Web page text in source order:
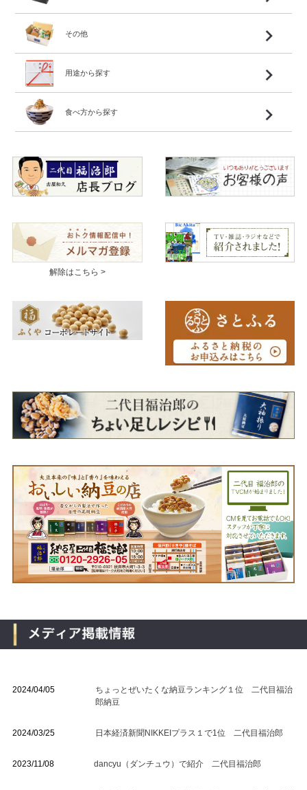
その他
用途から探す
食べ方から探す
解除はこちら >
2024/04/05
ちょっとぜいたくな納豆ランキング１位 二代目福治
郎納豆
2024/03/25 日本経済新聞NIKKEIプラス１で1位 二代目福治郎
2023/11/08 dancyu（ダンチュウ）で紹介 二代目福治郎